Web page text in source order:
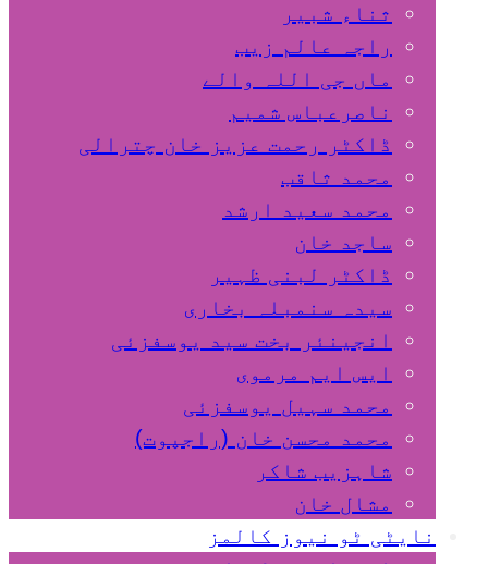
ثناء شبیر
راجہ عالم زیب
ماں جی اللہ والے
ناصرعباس شمیم
ڈاکٹر رحمت عزیز خان چترالی
محمد ثاقب
محمد سعید ارشد
ساجد خان
ڈاکٹر لبنی ظہیر
سیدہ سنمبلہ بخاری
انجینئر بخت سید یوسفزئی
ایس ایم مرموی
محمد سہیل یوسفزئی
محمد محسن خان (راجپوت)
شاہزیب شاکر
مشال خان
نایٹی ٹو نیوز کالمز